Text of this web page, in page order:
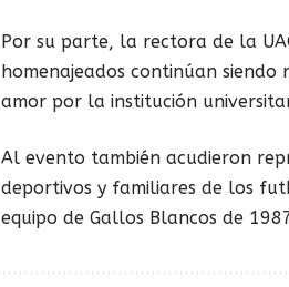
Por su parte, la rectora de la
homenajeados continúan
amor por la institución
Al evento también acudieron
deportivos y familiares de los
equipo de Gallos Blancos de